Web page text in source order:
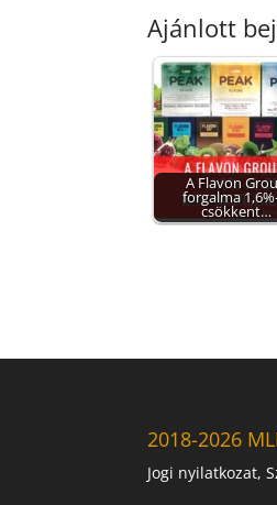
Ajánlott
A Flavon
forgalma
csökkent…
2018-2026
Jogi nyilatkozat,